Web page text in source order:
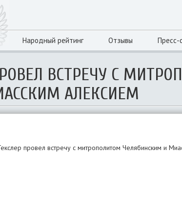
Народный рейтинг Отзывы Пресс-
ВСТРЕЧУ С
АЛЕКСИЕМ
провел встречу с митрополитом Челябинским и